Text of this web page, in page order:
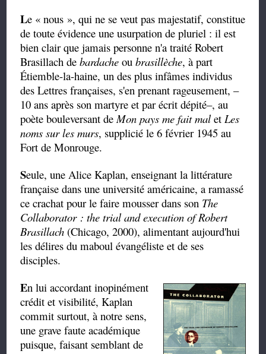
Le «nous », quine se veut pas majestatif, constitue
de toute évidence une usurpation de pluriel : il est
bien clair que jamais personne n'a traité Robert
Brasillach debardache oubrasillèche,à part
Étiemble-la-haine, un des plus infâmes individus
des Lettres françaises, s'en prenant rageusement,–
10 ans après son martyre etpar écrit dépité–, au
poète bouleversant deMon pays me fait maletLes
noms sur les murs, supplicié le 6 février 1945 au
Fort de Monrouge.
Seule, une Alice Kaplan, enseignant la littérature
française dans une université américaine, a ramassé
ce crachat pour le faire mousser dans son The
Collaborator : the trial and execution of Robert
Brasillach (Chicago, 2000), alimentant aujourd'hui
les délires du maboul évangéliste et de ses
disciples.
En lui accordant inopinément
crédit et visibilité, Kaplan
commit surtout, à notre sens,
une grave faute académique
puisque, faisant semblant de